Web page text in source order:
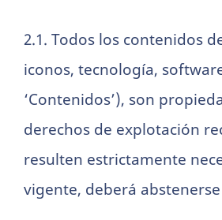
2.1. Todos los contenidos
iconos, tecnología,
‘Contenidos’), son
derechos de explotación
resulten estrictamente
vigente, deberá
funcionalidades
desaparecerán
de la web.
Marketing
Al compartir tus
intereses y
comportamiento
mientras visitas
nuestro sitio,